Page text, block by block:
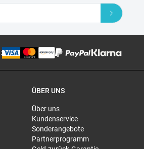
:
ÜBER UNS
Über uns
Kundenservice
Sonderangebote
Partnerprogramm